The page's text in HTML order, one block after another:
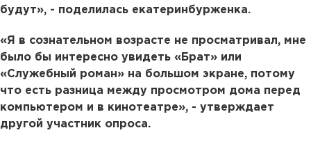
будут», - поделилась екатеринбурженка.
«Я в сознательном возрасте не просматривал, мне
было бы интересно увидеть «Брат» или
«Служебный роман» на большом экране, потому
что есть разница между просмотром дома перед
компьютером и в кинотеатре», - утверждает
другой участник опроса.